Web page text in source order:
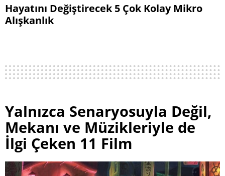
Hayatını Değiştirecek 5 Çok Kolay Mikro
Alışkanlık
Yalnızca Senaryosuyla Değil,
Mekanı ve Müzikleriyle de
İlgi Çeken 11 Film